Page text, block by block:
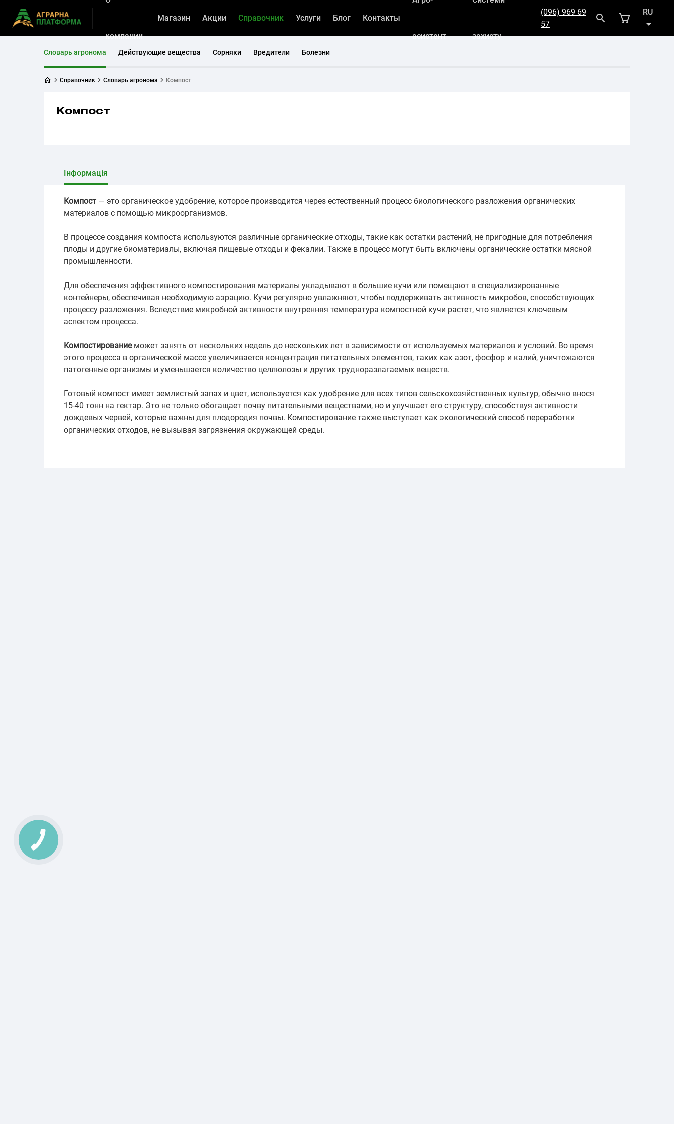
компании
Магазин Акции Справочник Услуги Блог Контакты
асистент захисту
(096) 969 69
57
RU
UK
Словарь агронома Действующие вещества Сорняки Вредители Болезни
Справочник Словарь агронома Компост
Компост
Інформація
Компост — это органическое удобрение, которое производится через естественный процесс биологического разложения органических
материалов с помощью микроорганизмов.
В процессе создания компоста используются различные органические отходы, такие как остатки растений, не пригодные для потребления
плоды и другие биоматериалы, включая пищевые отходы и фекалии. Также в процесс могут быть включены органические остатки мясной
промышленности.
Для обеспечения эффективного компостирования материалы укладывают в большие кучи или помещают в специализированные
контейнеры, обеспечивая необходимую аэрацию. Кучи регулярно увлажняют, чтобы поддерживать активность микробов, способствующих
процессу разложения. Вследствие микробной активности внутренняя температура компостной кучи растет, что является ключевым
аспектом процесса.
Компостированиеможет занять от нескольких недель до нескольких лет в зависимости от используемых материалов и условий. Во время
этого процесса в органической массе увеличивается концентрация питательных элементов, таких как азот, фосфор и калий, уничтожаются
патогенные организмы и уменьшается количество целлюлозы и других трудноразлагаемых веществ.
Готовый компост имеет землистый запах и цвет, используется как удобрение для всех типов сельскохозяйственных культур, обычно внося
15-40 тонн на гектар. Это не только обогащает почву питательными веществами, но и улучшает его структуру, способствуя активности
дождевых червей, которые важны для плодородия почвы. Компостирование также выступает как экологический способ переработки
органических отходов, не вызывая загрязнения окружающей среды.